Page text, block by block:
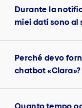
Durante la
miei dati sono al
Perché devo
chatbot «Clara»?